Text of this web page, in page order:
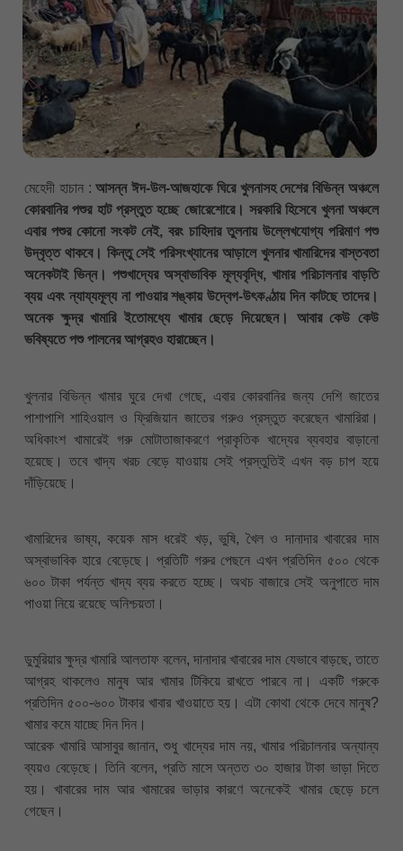
মেহেদী হাচান :আসন্ন ঈদ-উল-আজহাকে ঘিরে খুলনাসহ দেশের বিভিন্ন অঞ্চলে
কোরবানির পশুর হাট প্রস্তুত হচ্ছে জোরেশোরে। সরকারি হিসেবে খুলনা অঞ্চলে
এবার পশুর কোনো সংকট নেই, বরং চাহিদার তুলনায় উল্লেখযোগ্য পরিমাণ পশু
উদ্বৃত্ত থাকবে। কিন্তু সেই পরিসংখ্যানের আড়ালে খুলনার খামারিদের বাস্তবতা
অনেকটাই ভিন্ন। পশুখাদ্যের অস্বাভাবিক মূল্যবৃদ্ধি, খামার পরিচালনার বাড়তি
ব্যয় এবং ন্যায্যমূল্য না পাওয়ার শঙ্কায় উদ্বেগ-উৎকণ্ঠায় দিন কাটছে তাদের।
অনেক ক্ষুদ্র খামারি ইতোমধ্যে খামার ছেড়ে দিয়েছেন। আবার কেউ কেউ
ভবিষ্যতে পশু পালনের আগ্রহও হারাচ্ছেন।
খুলনার বিভিন্ন খামার ঘুরে দেখা গেছে, এবার কোরবানির জন্য দেশি জাতের
পাশাপাশি শাহিওয়াল ও ফ্রিজিয়ান জাতের গরুও প্রস্তুত করেছেন খামারিরা।
অধিকাংশ খামারেই গরু মোটাতাজাকরণে প্রাকৃতিক খাদ্যের ব্যবহার বাড়ানো
হয়েছে। তবে খাদ্য খরচ বেড়ে যাওয়ায় সেই প্রস্তুতিই এখন বড় চাপ হয়ে
দাঁড়িয়েছে।
খামারিদের ভাষ্য, কয়েক মাস ধরেই খড়, ভুষি, খৈল ও দানাদার খাবারের দাম
অস্বাভাবিক হারে বেড়েছে। প্রতিটি গরুর পেছনে এখন প্রতিদিন ৫০০ থেকে
৬০০ টাকা পর্যন্ত খাদ্য ব্যয় করতে হচ্ছে। অথচ বাজারে সেই অনুপাতে দাম
পাওয়া নিয়ে রয়েছে অনিশ্চয়তা।
ডুমুরিয়ার ক্ষুদ্র খামারি আলতাফ বলেন, দানাদার খাবারের দাম যেভাবে বাড়ছে, তাতে
আগ্রহ থাকলেও মানুষ আর খামার টিকিয়ে রাখতে পারবে না। একটি গরুকে
প্রতিদিন ৫০০-৬০০ টাকার খাবার খাওয়াতে হয়। এটা কোথা থেকে দেবে মানুষ?
খামার কমে যাচ্ছে দিন দিন।
আরেক খামারি আসাবুর জানান, শুধু খাদ্যের দাম নয়, খামার পরিচালনার অন্যান্য
ব্যয়ও বেড়েছে। তিনি বলেন, প্রতি মাসে অন্তত ৩০ হাজার টাকা ভাড়া দিতে
হয়। খাবারের দাম আর খামারের ভাড়ার কারণে অনেকেই খামার ছেড়ে চলে
গেছেন।